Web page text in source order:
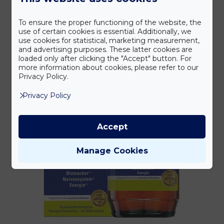
To ensure the proper functioning of the website, the
use of certain cookies is essential. Additionally, we
use cookies for statistical, marketing measurement,
and advertising purposes. These latter cookies are
loaded only after clicking the "Accept" button. For
more information about cookies, please refer to our
Privacy Policy.
Privacy Policy
Manage Cookies
Accept